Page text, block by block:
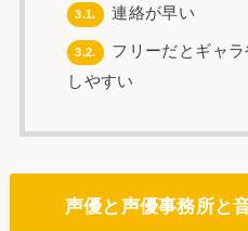
3.1. 連絡が早い
3.2.
フリーだとギャ
しやすい
声優と声優事務所と